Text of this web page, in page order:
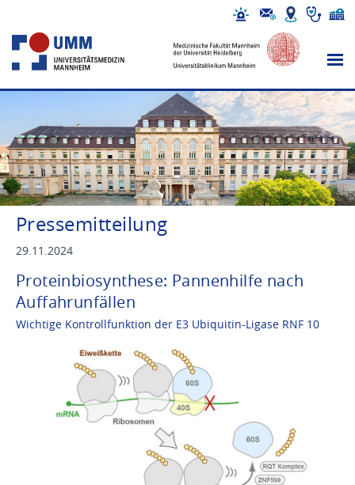
Pressemitteilung
29.11.2024
Proteinbiosynthese: Pannenhilfe nach
Auffahrunfällen
Wichtige Kontrollfunktion der E3 Ubiquitin-Ligase RNF 10